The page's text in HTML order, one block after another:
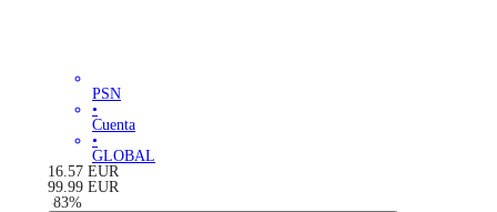
PSN
•
Cuenta
•
GLOBAL
16.57 EUR
99.99 EUR
-83%